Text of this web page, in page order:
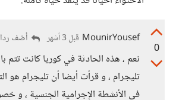
0
MounirYousef قبل 3 أشهر أضف ردا
نعم ، هذه الحادثة في كوريا كانت تتم
تليجرام ، و قرأت أيضا أن تليجرام هو
في الأنشطة الإجرامية الجنسية ، و